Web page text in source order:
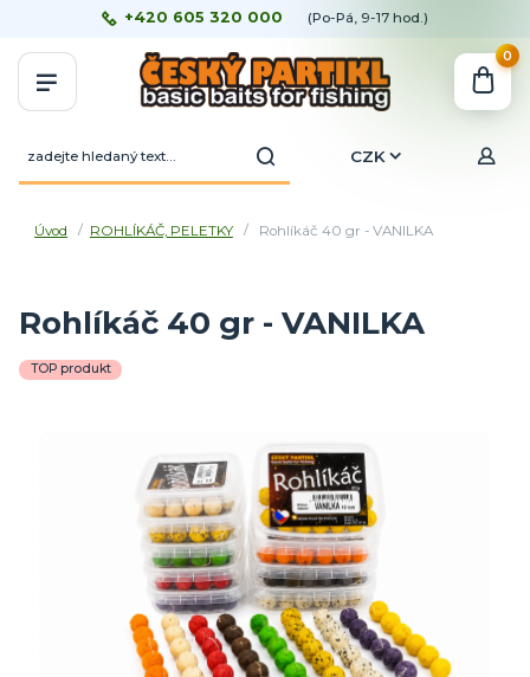
CZK
+420 605 320 000 (Po-Pá, 9-17 hod.)
0
Úvod ROHLÍKÁČ, PELETKY Rohlíkáč 40 gr - VANILKA
Rohlíkáč 40 gr - VANILKA
TOP produkt